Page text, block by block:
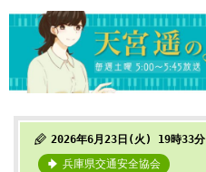
2026年6月23日(火) 19時33分
兵庫県交通安全協会